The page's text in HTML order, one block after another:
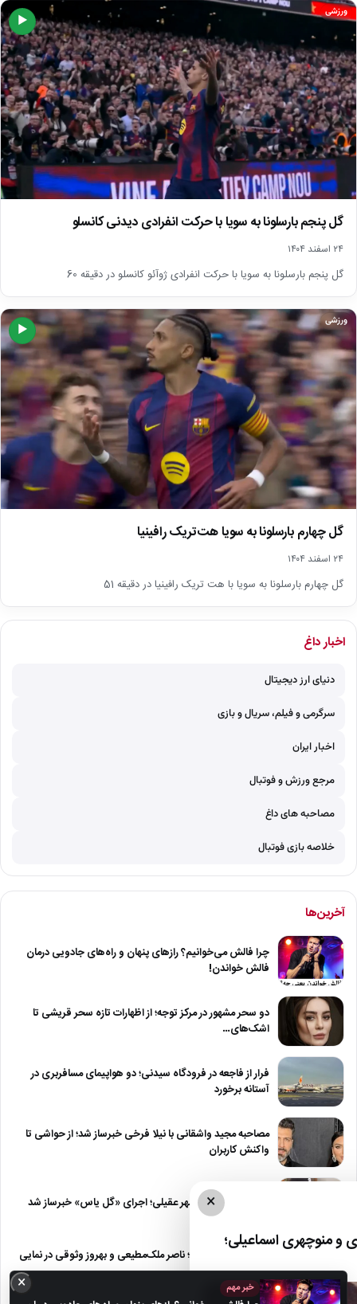
▶
ورزشی
گل پنجم بارسلونا به سویا با حرکت انفرادی دیدنی کانسلو
۲۴ اسفند ۱۴۰۴
گل پنجم بارسلونا به سویا با حرکت انفرادی ژوآئو کانسلو در دقیقه 60
▶
ورزشی
گل چهارم بارسلونا به سویا هت‌تریک رافینیا
۲۴ اسفند ۱۴۰۴
گل چهارم بارسلونا به سویا با هت تریک رافینیا در دقیقه 51
اخبار داغ
دنیای ارز دیجیتال
سرگرمی و فیلم، سریال و بازی
اخبار ایران
مرجع ورزش و فوتبال
مصاحبه های داغ
خلاصه بازی فوتبال
آخرین‌ها
چرا فالش می‌خوانیم؟ رازهای پنهان و راه‌های جادویی درمان
فالش خواندن!
دو سحر مشهور در مرکز توجه؛ از اظهارات تازه سحر قریشی تا
اشک‌های…
فرار از فاجعه در فرودگاه سیدنی؛ دو هواپیمای مسافربری در
آستانه برخورد
مصاحبه مجید واشقانی با نیلا فرخی خبرساز شد؛ از حواشی تا
واکنش کاربران
شایعه بازگشت شادمهر عقیلی؛ اجرای «گل یاس» خبرساز شد
عکس | سفر در زمان؛ ناصر ملک‌مطیعی و بهروز وثوقی در نمایی
از…
×
منوچهری اسماعیلی؛
×
خبر مهم